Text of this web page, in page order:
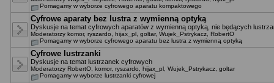
Pomagamy w wyborze cyfrowego aparatu kompaktowego
Cyfrowe aparaty bez lustra z wymienną optyką
Dyskusje na temat cyfrowych aparatów z wymienną optyką, nie będących
Moderatorzy komor, ryszardo hijax_pl goltar, Wujek_Pstrykacz RobertO
Pomagamy w wyborze cyfrowego aparatu bez lustra z wymienną optyką
Cyfrowe lustrzanki
Dyskusje na temat lustrzanek cyfrowych
Moderatorzy RobertO komor, ryszardo hijax_pl Wujek_Pstrykacz goltar
Pomagamy w wyborze lustrzanki cyfrowej